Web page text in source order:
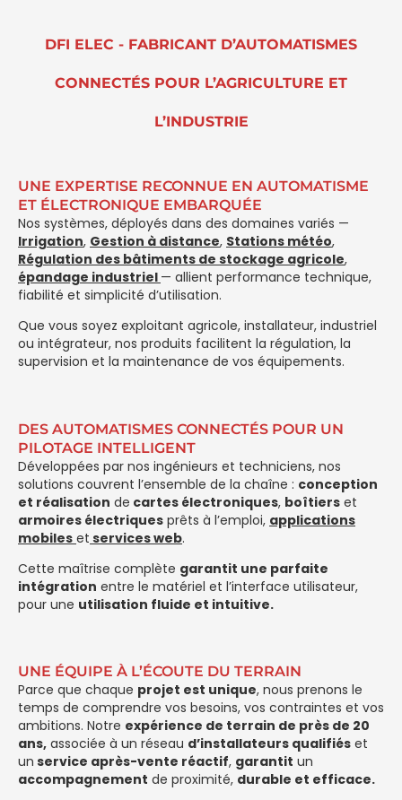
DFI ELEC - FABRICANT D’AUTOMATISMES
CONNECTÉS POUR L’AGRICULTURE ET
L’INDUSTRIE
UNE EXPERTISE RECONNUE EN AUTOMATISME
ET ÉLECTRONIQUE EMBARQUÉE
Nos systèmes, déployés dans des domaines variés —
Irrigation, Gestion à distance, Stations météo,
Régulation des bâtiments de stockage agricole,
épandage industriel — allient performance technique,
fiabilité et simplicité d’utilisation.
Que vous soyez exploitant agricole, installateur, industriel
ou intégrateur, nos produits facilitent la régulation, la
supervision et la maintenance de vos équipements.
DES AUTOMATISMES CONNECTÉS POUR UN
PILOTAGE INTELLIGENT
Développées par nos ingénieurs et techniciens, nos
solutions couvrent l’ensemble de la chaîne : conception
et réalisation de cartes électroniques, boîtiers et
armoires électriques prêts à l’emploi, applications
mobiles et services web.
Cette maîtrise complète garantit une parfaite
intégration entre le matériel et l’interface utilisateur,
pour une utilisation fluide et intuitive.
UNE ÉQUIPE À L’ÉCOUTE DU TERRAIN
Parce que chaque projet est unique, nous prenons le
temps de comprendre vos besoins, vos contraintes et vos
ambitions. Notre expérience de terrain de près de 20
ans, associée à un réseau d’installateurs qualifiés et
un service après-vente réactif, garantit un
accompagnement de proximité, durable et efficace.